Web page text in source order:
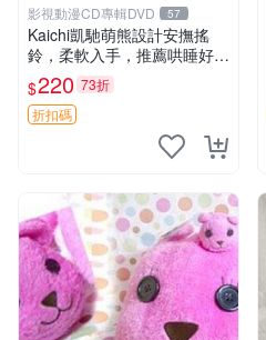
影視動漫CD專輯DVD 57
Kaichi凱馳萌熊設計安撫搖
鈴，柔軟入手，推薦哄睡好選
擇 熊公仔 安撫玩具 喂食環
$220 73折
折扣碼